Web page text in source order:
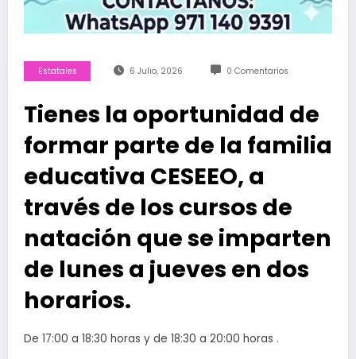
Estatales 6 Julio, 2026 0 Comentarios
Tienes la oportunidad de
formar parte de la familia
educativa CESEEO, a
través de los cursos de
natación que se imparten
de lunes a jueves en dos
horarios.
De 17:00 a 18:30 horas y de 18:30 a 20:00 horas .